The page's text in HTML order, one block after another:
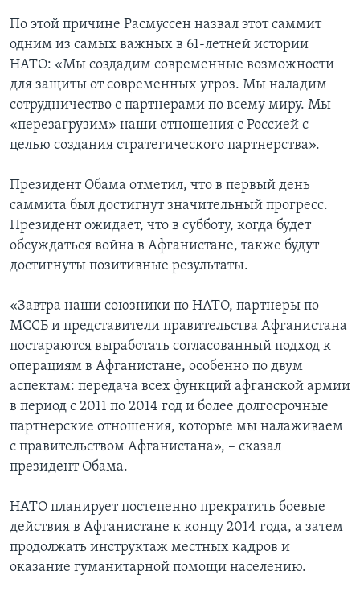
По этой причине Расмуссен назвал этот саммит
одним из самых важных в 61-летней истории
НАТО: «Мы создадим современные возможности
для защиты от современных угроз. Мы наладим
сотрудничество с партнерами по всему миру. Мы
«перезагрузим» наши отношения с Россией с
целью создания стратегического партнерства».
Президент Обама отметил, что в первый день
саммита был достигнут значительный прогресс.
Президент ожидает, что в субботу, когда будет
обсуждаться война в Афганистане, также будут
достигнуты позитивные результаты.
«Завтра наши союзники по НАТО, партнеры по
МССБ и представители правительства Афганистана
постараются выработать согласованный подход к
операциям в Афганистане, особенно по двум
аспектам: передача всех функций афганской армии
в период с 2011 по 2014 год и более долгосрочные
партнерские отношения, которые мы налаживаем
с правительством Афганистана», – сказал
президент Обама.
НАТО планирует постепенно прекратить боевые
действия в Афганистане к концу 2014 года, а затем
продолжать инструктаж местных кадров и
оказание гуманитарной помощи населению.